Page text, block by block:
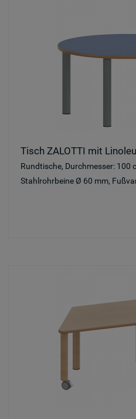
Tisch ZALOTTI mit
Rundtische, Durchmesser: 100
Stahlrohrbeine Ø 60 mm,